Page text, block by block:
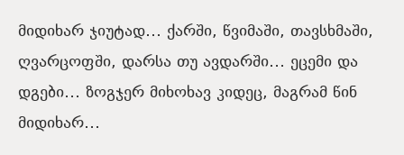
მიდიხარ ჯიუტად… ქარში, წვიმაში, თავსხმაში,
ღვარცოფში, დარსა თუ ავდარში… ეცემი და
დგები… ზოგჯერ მიხოხავ კიდეც, მაგრამ წინ
მიდიხარ…